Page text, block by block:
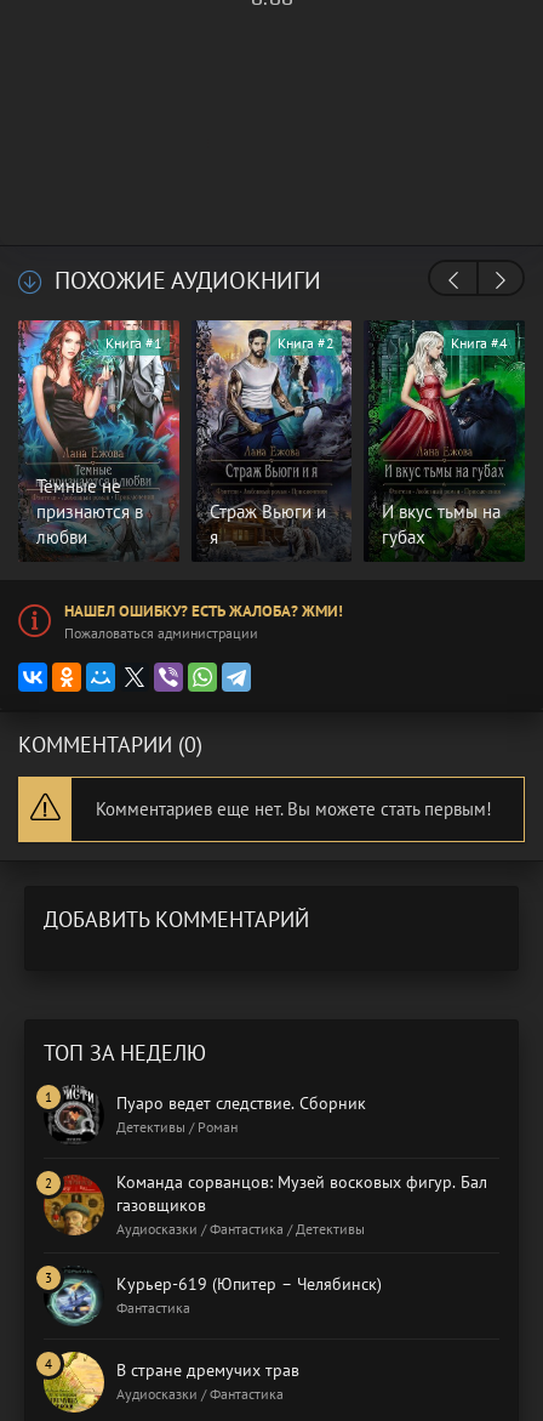
ПОХОЖИЕ АУДИОКНИГИ
Тёмные не
признаются в
любви
Книга #1
Страж Вьюги и
я
Книга #2
И вкус тьмы на
губах
Книга #4
НАШЕЛ ОШИБКУ? ЕСТЬ ЖАЛОБА? ЖМИ!
Пожаловаться администрации
КОММЕНТАРИИ (0)
Комментариев еще нет. Вы можете стать первым!
ДОБАВИТЬ КОММЕНТАРИЙ
ТОП ЗА НЕДЕЛЮ
Пуаро ведет следствие. Сборник
Детективы / Роман
Команда сорванцов: Музей восковых фигур. Бал
газовщиков
Аудиосказки / Фантастика / Детективы
Курьер-619 (Юпитер – Челябинск)
Фантастика
В стране дремучих трав
Аудиосказки / Фантастика